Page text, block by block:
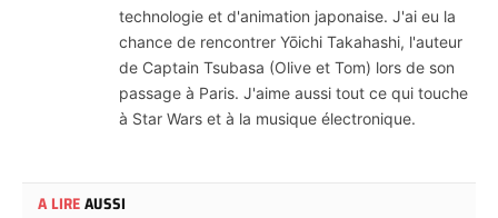
technologie et d'animation japonaise. J'ai eu la
chance de rencontrer Yōichi Takahashi, l'auteur
de Captain Tsubasa (Olive et Tom) lors de son
passage à Paris. J'aime aussi tout ce qui touche
à Star Wars et à la musique électronique.
A LIREAUSSI